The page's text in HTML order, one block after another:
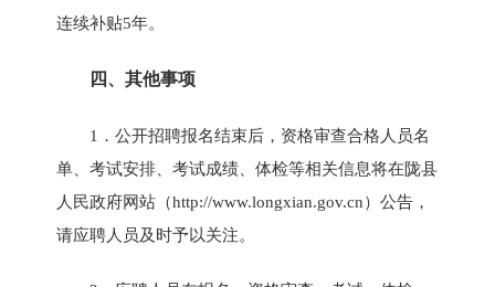
连续补贴5年。
四、其他事项
1．公开招聘报名结束后，资格审查合格人员名
单、考试安排、考试成绩、体检等相关信息将在陇县
人民政府网站（http://www.longxian.gov.cn）公告，
请应聘人员及时予以关注。